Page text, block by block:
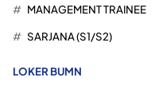
MANAGEMENT TRAINEE
SARJANA (S1/S2)
LOKER BUMN